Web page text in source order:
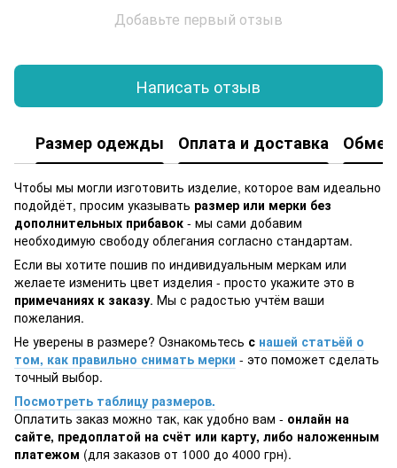
Добавьте первый отзыв
Написать отзыв
Размер одежды Оплата и доставка Обмен
Чтобы мы могли изготовить изделие, которое вам идеально
подойдёт, просим указывать размер или мерки без
дополнительных прибавок - мы сами добавим
необходимую свободу облегания согласно стандартам.
Если вы хотите пошив по индивидуальным меркам или
желаете изменить цвет изделия - просто укажите это в
примечаниях к заказу. Мы с радостью учтём ваши
пожелания.
Не уверены в размере? Ознакомьтесь с нашей статьёй о
том, как правильно снимать мерки - это поможет сделать
точный выбор.
Посмотреть таблицу размеров.
Оплатить заказ можно так, как удобно вам - онлайн на
сайте, предоплатой на счёт или карту, либо наложенным
платежом (для заказов от 1000 до 4000 грн).